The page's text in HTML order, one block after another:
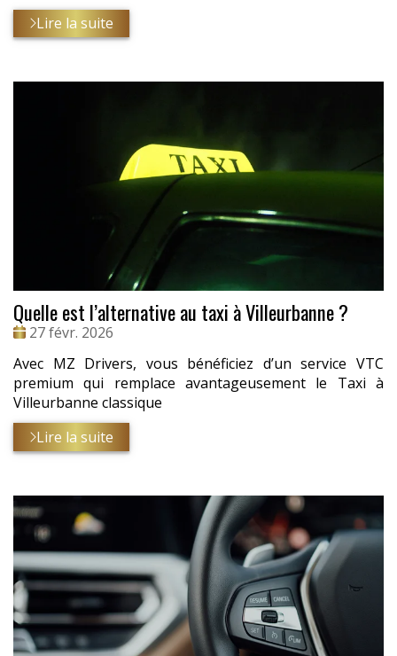
Lire la suite
Quelle est l’alternative au taxi à Villeurbanne ?
Date
27 févr. 2026
Avec MZ Drivers, vous bénéficiez d’un service VTC
premium qui remplace avantageusement le Taxi à
Villeurbanne classique
Lire la suite